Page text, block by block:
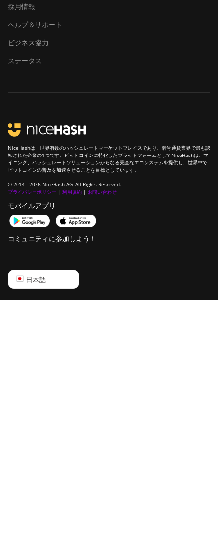
採用情報
ヘルプ＆サポート
ビジネス協力
ステータス
NiceHashは、世界有数のハッシュレートマーケットプレイスであり、暗号通貨業界で最も認
知された企業の1つです。ビットコインに特化したプラットフォームとしてNiceHashは、マ
イニング、ハッシュレートソリューションからなる完全なエコシステムを提供し、世界中で
ビットコインの普及を加速させることを目標としています。
© 2014 - 2026 NiceHash AG. All Rights Reserved.
プライバシーポリシー | 利用規約 | お問い合わせ
モバイルアプリ
コミュニティに参加しよう！
日本語
English